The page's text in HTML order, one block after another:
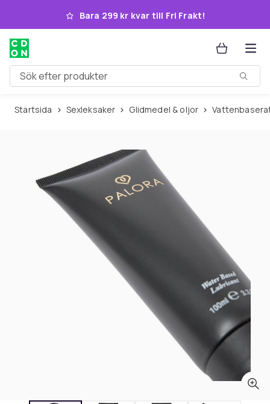
Hoppa till huvudinnehållet
Bara 299 kr kvar till Fri Frakt!
Sök efter produkter
Startsida Sexleksaker Glidmedel & oljor